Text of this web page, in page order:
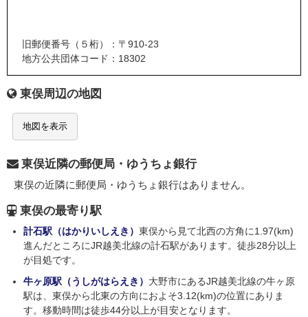
旧郵便番号（５桁）：〒910-23
地方公共団体コード：18302
東俣周辺の地図
地図を表示
東俣近隣の郵便局・ゆうちょ銀行
東俣の近隣に郵便局・ゆうちょ銀行はありません。
東俣の最寄り駅
計石駅（はかりいしえき） 東俣から見て北西の方角に1.97(km)
進んだところにJR越美北線の計石駅があります。徒歩28分以上
が目処です。
牛ヶ原駅（うしがはらえき） 大野市にあるJR越美北線の牛ヶ原
駅は、東俣から北東の方向におよそ3.12(km)の位置にありま
す。移動時間は徒歩44分以上が目安となります。